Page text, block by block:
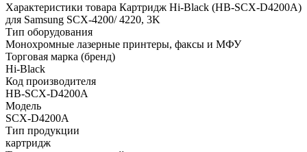
Характеристики товара Картридж Hi-Black (HB-SCX-D4200A)
для Samsung SCX-4200/ 4220, 3K
Тип оборудования
Монохромные лазерные принтеры, факсы и МФУ
Торговая марка (бренд)
Hi-Black
Код производителя
HB-SCX-D4200A
Модель
SCX-D4200A
Тип продукции
картридж